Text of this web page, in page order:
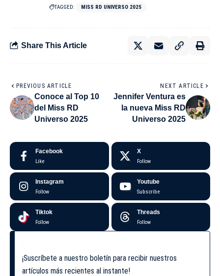
TAGGED: MISS RD UNIVERSO 2025
Share This Article
PREVIOUS ARTICLE
Conoce al Top 10
del Miss RD
Universo 2025
NEXT ARTICLE
Jennifer Ventura es
la nueva Miss RD
Universo 2025
Facebook
Like
X
Follow
Instagram
Follow
Youtube
Subscribe
Tiktok
Follow
Threads
Follow
¡Suscríbete a nuestro boletín para recibir nuestros
artículos más recientes al instante!